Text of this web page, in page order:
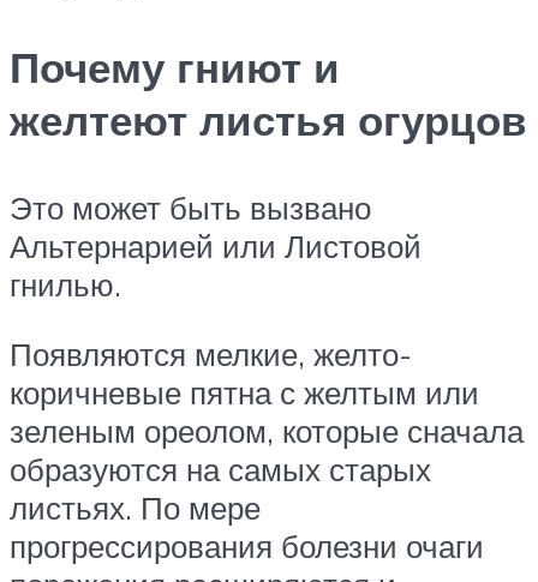
Почему гниют и
желтеют листья огурцов
Это может быть вызвано
Альтернарией или Листовой
гнилью.
Появляются мелкие, желто-
коричневые пятна с желтым или
зеленым ореолом, которые сначала
образуются на самых старых
листьях. По мере
прогрессирования болезни очаги